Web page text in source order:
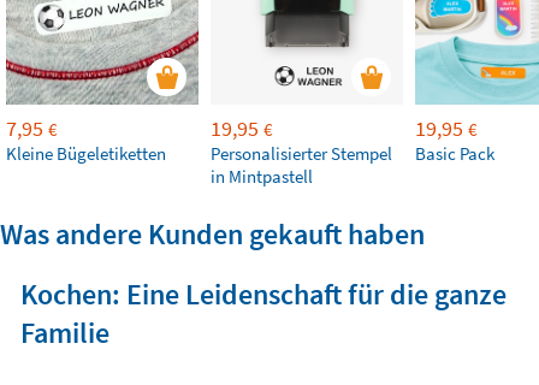
7,95 €
Kleine Bügeletiketten
19,95 €
Personalisierter Stempel
in Mintpastell
19,95 €
Basic Pack
Was andere Kunden gekauft haben
Kochen: Eine Leidenschaft für die ganze
Familie